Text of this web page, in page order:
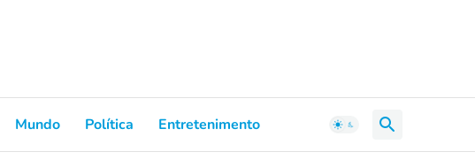
Mundo Política Entretenimento